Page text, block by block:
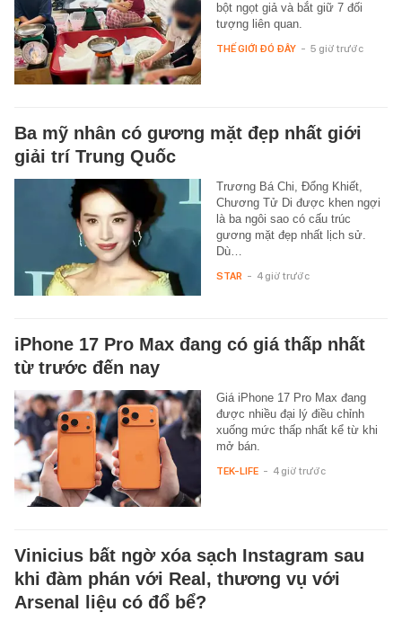
bột ngọt giả và bắt giữ 7 đối
tượng liên quan.
THẾ GIỚI ĐÓ ĐÂY - 5 giờ trước
Ba mỹ nhân có gương mặt đẹp nhất giới
giải trí Trung Quốc
Trương Bá Chi, Đổng Khiết,
Chương Tử Di được khen ngợi
là ba ngôi sao có cấu trúc
gương mặt đẹp nhất lịch sử.
Dù…
STAR - 4 giờ trước
iPhone 17 Pro Max đang có giá thấp nhất
từ trước đến nay
Giá iPhone 17 Pro Max đang
được nhiều đại lý điều chỉnh
xuống mức thấp nhất kể từ khi
mở bán.
TEK-LIFE - 4 giờ trước
Vinicius bất ngờ xóa sạch Instagram sau
khi đàm phán với Real, thương vụ với
Arsenal liệu có đổ bể?